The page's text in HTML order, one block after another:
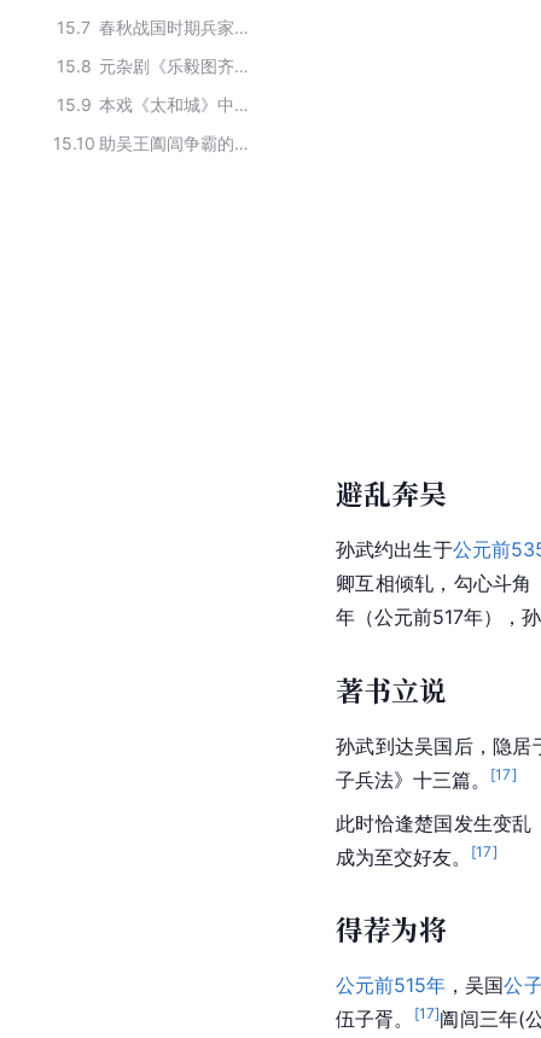
15.7
春秋战国时期兵家的主要代表人物
15.8
元杂剧《乐毅图齐》中的人物原型
15.9
本戏《太和城》中的人物原型
15.10
助吴王阖闾争霸的人物
避乱奔吴
孙武约出生于公元前
卿互相倾轧，勾心斗角
年（公元前517年），
著书立说
孙武到达吴国后，隐居
子兵法》十三篇。 [17]
此时恰逢楚国发生变乱
成为至交好友。
[17]
得荐为将
公元前515年 ，吴国公
伍子胥。
[17]阖闾三年(